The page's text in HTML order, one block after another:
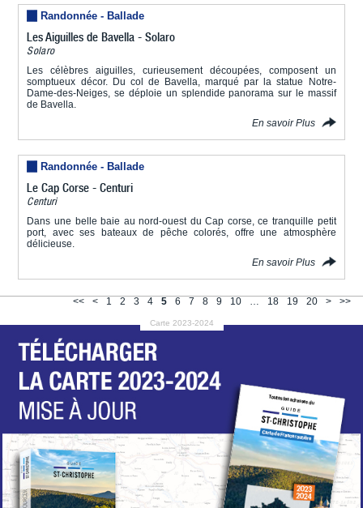
Randonnée - Ballade
Les Aiguilles de Bavella - Solaro
Solaro
Les célèbres aiguilles, curieusement découpées, composent un
somptueux décor. Du col de Bavella, marqué par la statue Notre-
Dame-des-Neiges, se déploie un splendide panorama sur le massif
de Bavella.
En savoir Plus
Randonnée - Ballade
Le Cap Corse - Centuri
Centuri
Dans une belle baie au nord-ouest du Cap corse, ce tranquille petit
port, avec ses bateaux de pêche colorés, offre une atmosphère
délicieuse.
En savoir Plus
<< < 1 2 3 4 5 6 7 8 9 10 … 18 19 20 > >>
Carte 2023-2024